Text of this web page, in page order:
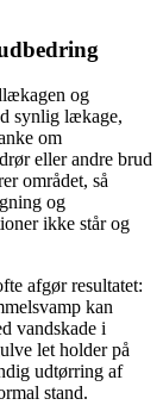
og
synlig lækage,
om
eller andre brud
området, så
og
ikke står og
afgør resultatet:
kan
vandskade i
let holder på
udtørring af
stand.